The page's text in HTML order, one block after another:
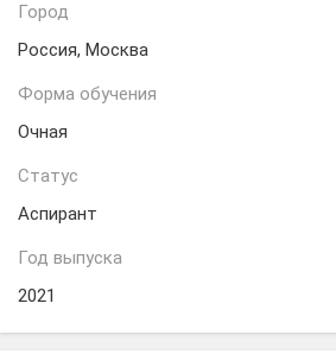
Город
Россия, Москва
Форма обучения
Очная
Статус
Аспирант
Год выпуска
2021